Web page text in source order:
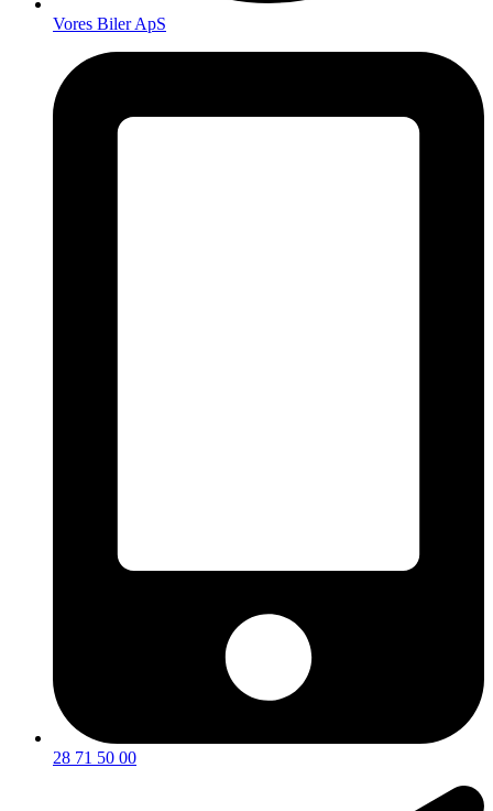
Vores Biler ApS
28 71 50 00